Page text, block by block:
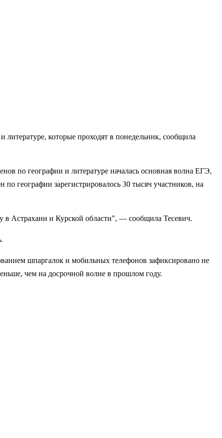
которые проходят в понедельник, сообщила
по географии и литературе началась основная волна ЕГЭ,
географии зарегистрировалось 30 тысяч участников, на
в Астрахани и Курской области", — сообщила Тесевич.
шпаргалок и мобильных телефонов зафиксировано не
чем на досрочной волне в прошлом году.